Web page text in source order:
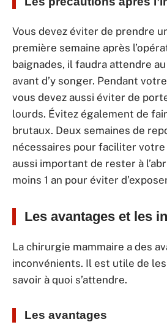
Vous devez éviter de prendre
première semaine après
baignades, il faudra attendre
avant d’y songer. Pendant
vous devez aussi éviter de
lourds. Évitez également de
brutaux. Deux semaines de
nécessaires pour faciliter
aussi important de rester à
moins 1 an pour éviter
Les avantages et les
La chirurgie mammaire a des
inconvénients. Il est utile de
savoir à quoi s’attendre.
Les avantages